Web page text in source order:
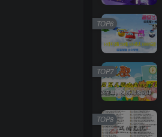
TOP6
TOP7
TOP8